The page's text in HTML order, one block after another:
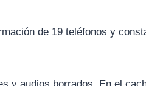
de 19 teléfonos y